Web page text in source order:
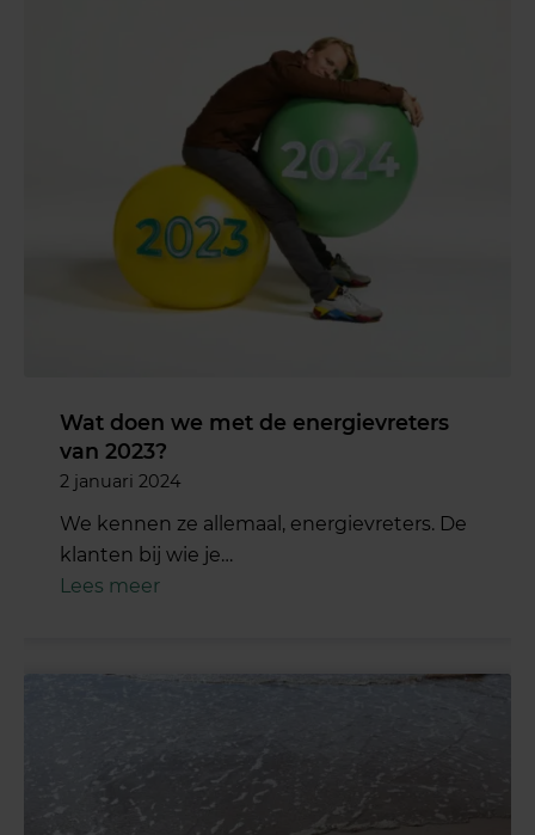
Wat doen we met de energievreters
van 2023?
2 januari 2024
We kennen ze allemaal, energievreters. De
klanten bij wie je…
Lees meer